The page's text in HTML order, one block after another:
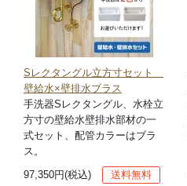
Sレクタングル立方寸セット
壁給水×壁排水ブラス
手洗器Sレクタングル、水栓立
方寸の壁給水壁排水部材の一
式セット、配管カラーはブラ
ス。
97,350円(税込)
送料無料